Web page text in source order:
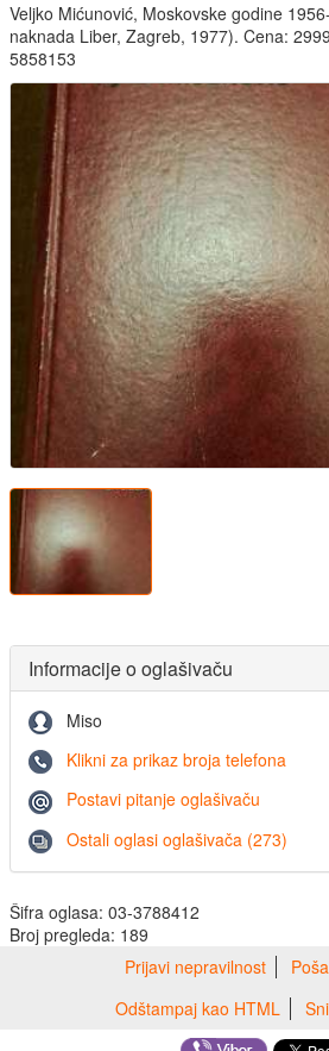
Veljko Mićunović, Moskovske godine
naknada Liber, Zagreb, 1977). Cena:
5858153
Informacije o oglašivaču
Miso
Klikni za prikaz broja telefona
Postavi pitanje oglašivaču
Ostali oglasi oglašivača (273)
Šifra oglasa: 03-3788412
Broj pregleda: 189
Prijavi nepravilnost
Odštampaj kao HTML